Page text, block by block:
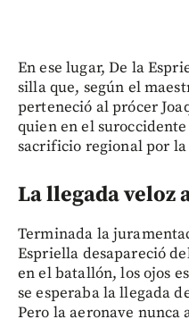
En ese lugar, De la
silla que, según el
perteneció al prócer
quien en el
sacrificio regional por
La llegada veloz
Terminada la
Espriella desapareció
en el batallón, los ojos
se esperaba la llegada
Pero la aeronave nunca